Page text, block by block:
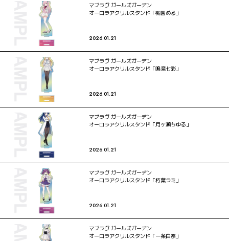
マブラヴ ガールズガーデン
オーロラアクリルスタンド「桃園める」
2026.01.21
マブラヴ ガールズガーデン
オーロラアクリルスタンド「鳴滝七彩」
2026.01.21
マブラヴ ガールズガーデン
オーロラアクリルスタンド「月ヶ瀬ちゆる」
2026.01.21
マブラヴ ガールズガーデン
オーロラアクリルスタンド「朽葉ラミ」
2026.01.21
マブラヴ ガールズガーデン
オーロラアクリルスタンド「一条白奈」